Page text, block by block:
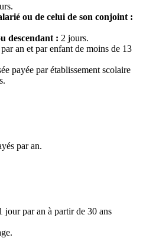
ou de celui de son conjoint :
descendant : 2 jours.
an et par enfant de moins de 13
payée par établissement scolaire
par an.
jour par an à partir de 30 ans